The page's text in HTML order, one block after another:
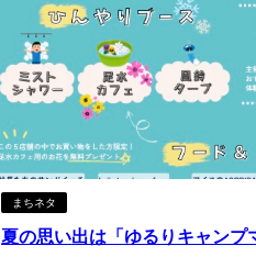
まちネタ
夏の思い出は「ゆるりキャンプ